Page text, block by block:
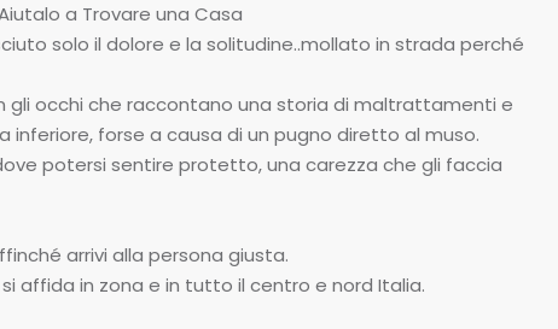
a Trovare una Casa
solo il dolore e la solitudine..mollato in strada perché
gli occhi che raccontano una storia di maltrattamenti e
inferiore, forse a causa di un pugno diretto al muso.
potersi sentire protetto, una carezza che gli faccia
arrivi alla persona giusta.
affida in zona e in tutto il centro e nord Italia.